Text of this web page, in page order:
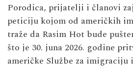
Porodica, prijatelji i članovi
peticiju kojom od američkih
traže da Rasim Hot bude
što je 30. juna 2026. godine
američke Službe za imigraciju